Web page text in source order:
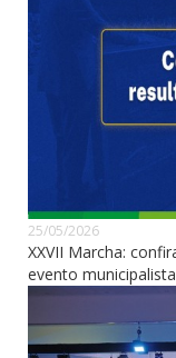
25/05/2026
XXVII Marcha:
evento municipalista